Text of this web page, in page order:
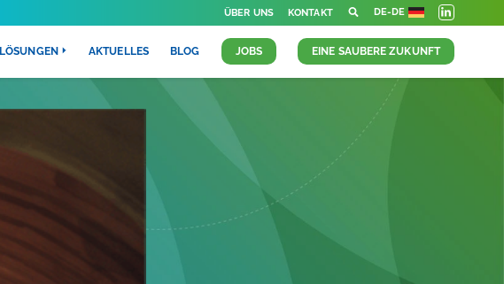
ÜBER UNS KONTAKT DE-DE
LÖSUNGEN AKTUELLES BLOG JOBS EINE SAUBERE ZUKUNFT